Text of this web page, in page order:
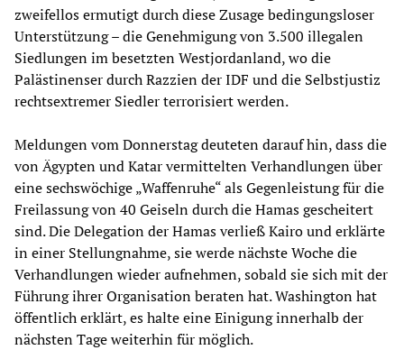
zweifellos ermutigt durch diese Zusage bedingungsloser
Unterstützung – die Genehmigung von 3.500 illegalen
Siedlungen im besetzten Westjordanland, wo die
Palästinenser durch Razzien der IDF und die Selbstjustiz
rechtsextremer Siedler terrorisiert werden.
Meldungen vom Donnerstag deuteten darauf hin, dass die
von Ägypten und Katar vermittelten Verhandlungen über
eine sechswöchige „Waffenruhe“ als Gegenleistung für die
Freilassung von 40 Geiseln durch die Hamas gescheitert
sind. Die Delegation der Hamas verließ Kairo und erklärte
in einer Stellungnahme, sie werde nächste Woche die
Verhandlungen wieder aufnehmen, sobald sie sich mit der
Führung ihrer Organisation beraten hat. Washington hat
öffentlich erklärt, es halte eine Einigung innerhalb der
nächsten Tage weiterhin für möglich.